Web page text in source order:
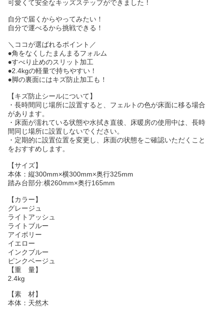
可愛くて安全なキッズステップができました！
自分で届くからやってみたい！
自分で運べるから挑戦できる！
＼ココが選ばれるポイント／
●角をなくしたまんまるフォルム
●すべり止めのスリット加工
●2.4kgの軽量で持ちやすい！
●脚の裏面にはキズ防止加工も！
【キズ防止シールについて】
・長時間同じ場所に設置すると、フェルトの色が床面に移る場合
があります。
・床面が濡れている状態や水拭き直後、床暖房の使用中は、長時
間同じ場所に設置しないでください。
・定期的に設置位置を変更し、床面の状態をご確認いただくこと
をおすすめします。
【サイズ】
本体：縦300mm×横300mm×奥行325mm
踏み台部分:横260mm×奥行165mm
【カラー】
グレージュ
ライトアッシュ
ライトブルー
アイボリー
イエロー
インクブルー
ピンクベージュ
【重 量】
2.4kg
【素 材】
本体：天然木